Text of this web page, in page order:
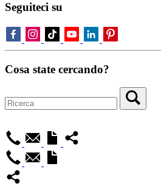
Seguiteci su
Cosa state cercando?